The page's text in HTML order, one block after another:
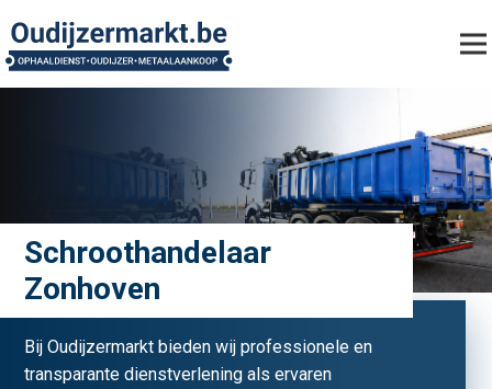
Schroothandelaar
Zonhoven
Bij Oudijzermarkt bieden wij professionele en
transparante dienstverlening als ervaren